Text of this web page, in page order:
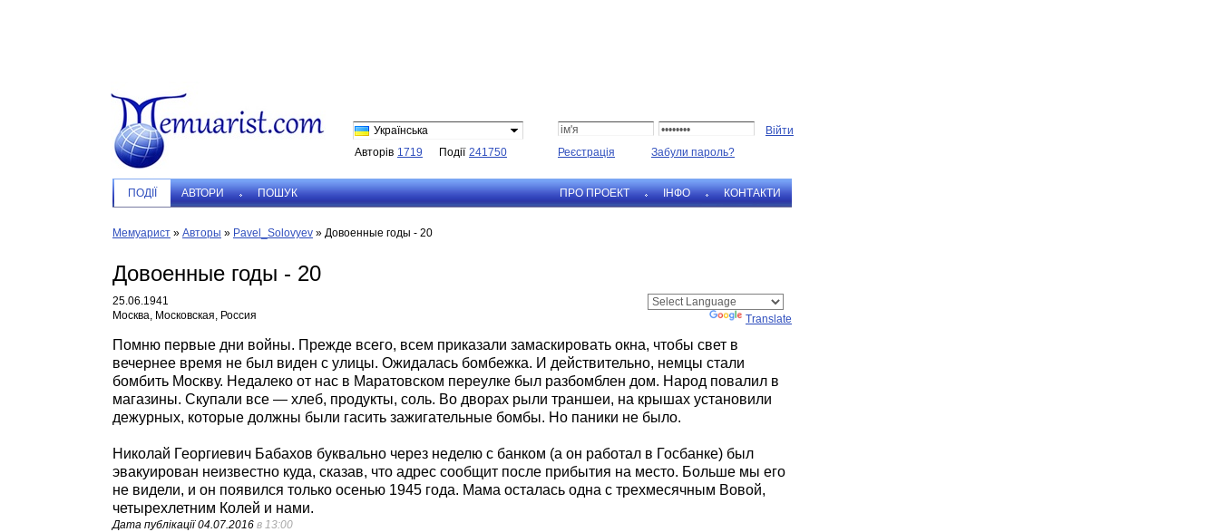
Українська
Авторів 1719 Події 241750 Реєстрація Забули пароль?
ПОДIЇ АВТОРИ ПОШУК ПРО ПРОЕКТ IНФО КОНТАКТИ
Мемуарист » Авторы » Pavel_Solovyev » Довоенные годы - 20
Довоенные годы - 20
25.06.1941
Москва, Московская, Россия
Translate
Помню первые дни войны. Прежде всего, всем приказали замаскировать окна, чтобы свет в
вечернее время не был виден с улицы. Ожидалась бомбежка. И действительно, немцы стали
бомбить Москву. Недалеко от нас в Маратовском переулке был разбомблен дом. Народ повалил в
магазины. Скупали все — хлеб, продукты, соль. Во дворах рыли траншеи, на крышах установили
дежурных, которые должны были гасить зажигательные бомбы. Но паники не было.
Николай Георгиевич Бабахов буквально через неделю с банком (а он работал в Госбанке) был
эвакуирован неизвестно куда, сказав, что адрес сообщит после прибытия на место. Больше мы его
не видели, и он появился только осенью 1945 года. Мама осталась одна с трехмесячным Вовой,
четырехлетним Колей и нами.
Дата публікації04.07.2016 в 13:00